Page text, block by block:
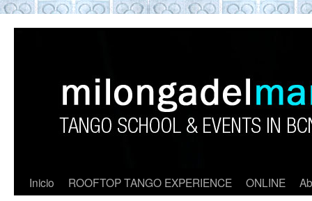
Tango experience Barcelona. Tango
Inicio ROOFTOP TANGO EXPERIENCE ONLINE